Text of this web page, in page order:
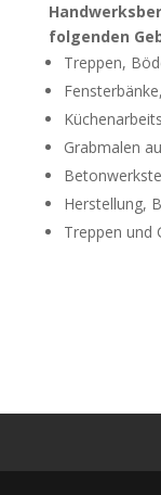
folgenden
Treppen,
Grabmalen
Herstellung,
Treppen und